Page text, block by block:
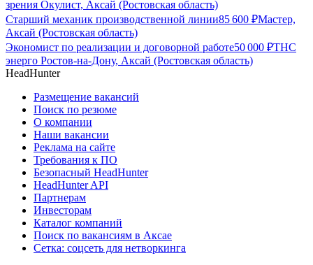
зрения Окулист, Аксай (Ростовская область)
Старший механик производственной линии85 600 ₽Мастер,
Аксай (Ростовская область)
Экономист по реализации и договорной работе50 000 ₽ТНС
энерго Ростов-на-Дону, Аксай (Ростовская область)
HeadHunter
Размещение вакансий
Поиск по резюме
О компании
Наши вакансии
Реклама на сайте
Требования к ПО
Безопасный HeadHunter
HeadHunter API
Партнерам
Инвесторам
Каталог компаний
Поиск по вакансиям в Аксае
Сетка: соцсеть для нетворкинга